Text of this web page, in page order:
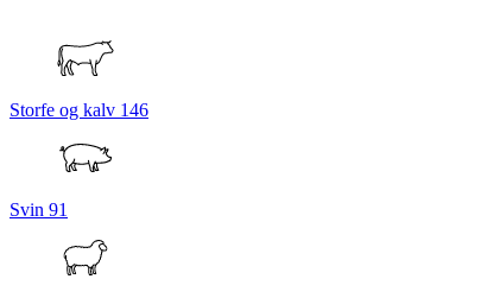
Storfe og kalv 146
Svin 91